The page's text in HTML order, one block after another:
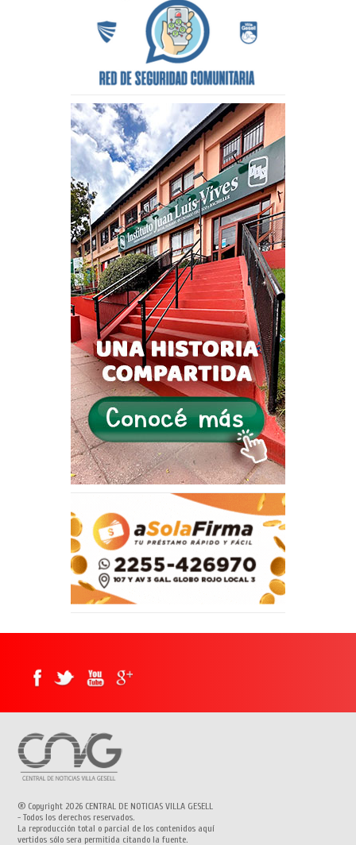
® Copyright 2026 CENTRAL DE NOTICIAS VILLA GESELL
- Todos los derechos reservados.
La reproducción total o parcial de los contenidos aquí
vertidos sólo sera permitida citando la fuente.